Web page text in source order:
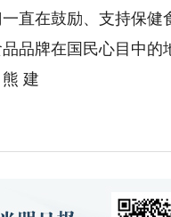
在鼓励、支持保健
品牌在国民心目中
建